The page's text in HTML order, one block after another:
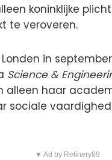
koninklijke
te veroveren.
in
Science &
alleen haar
sociale
▼ Ad by Refinery89